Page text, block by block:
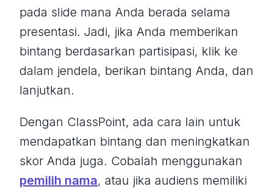
pada slide mana Anda berada selama
presentasi. Jadi, jika Anda memberikan
bintang berdasarkan partisipasi, klik ke
dalam jendela, berikan bintang Anda, dan
lanjutkan.
Dengan ClassPoint, ada cara lain untuk
mendapatkan bintang dan meningkatkan
skor Anda juga. Cobalah menggunakan
pemilih nama, atau jika audiens memiliki